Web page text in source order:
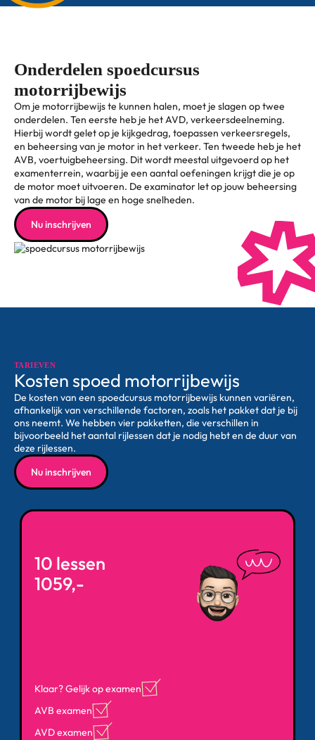
Onderdelen spoedcursus
motorrijbewijs
Om je motorrijbewijs te kunnen halen, moet je slagen op twee
onderdelen. Ten eerste heb je het AVD, verkeersdeelneming.
Hierbij wordt gelet op je kijkgedrag, toepassen verkeersregels,
en beheersing van je motor in het verkeer. Ten tweede heb je het
AVB, voertuigbeheersing. Dit wordt meestal uitgevoerd op het
examenterrein, waarbij je een aantal oefeningen krijgt die je op
de motor moet uitvoeren. De examinator let op jouw beheersing
van de motor bij lage en hoge snelheden.
Nu inschrijven
TARIEVEN
Kosten spoed motorrijbewijs
De kosten van een spoedcursus motorrijbewijs kunnen variëren,
afhankelijk van verschillende factoren, zoals het pakket dat je bij
ons neemt. We hebben vier pakketten, die verschillen in
bijvoorbeeld het aantal rijlessen dat je nodig hebt en de duur van
deze rijlessen.
Nu inschrijven
10 lessen
1059,-
Klaar? Gelijk op examen
AVB examen
AVD examen